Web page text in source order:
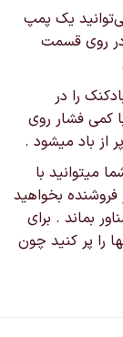
یک پمپ
در روی قسمت
را در
کمی فشار روی
از باد میشود .
میتوانید با
فروشنده بخواهید
بماند . برای
را پر کنید چون